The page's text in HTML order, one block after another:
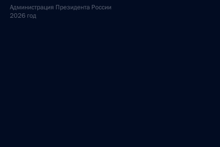
Администрация Президента России
2026 год